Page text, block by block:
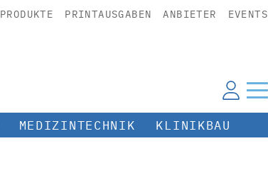
PRODUKTE PRINTAUSGABEN ANBIETER EVENTS
MEDIZINTECHNIK KLINIKBAU